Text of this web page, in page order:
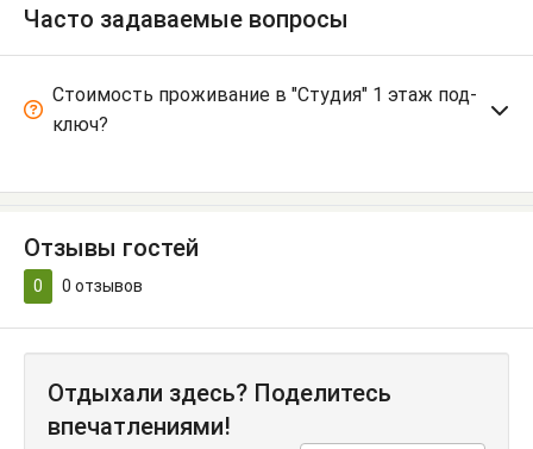
Часто задаваемые вопросы
Стоимость проживание в "Студия" 1 этаж под-
ключ?
Отзывы гостей
0 0 отзывов
Отдыхали здесь? Поделитесь
впечатлениями!